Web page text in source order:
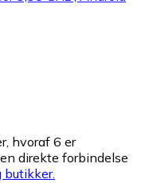
hvoraf 6 er
direkte forbindelse
butikker.